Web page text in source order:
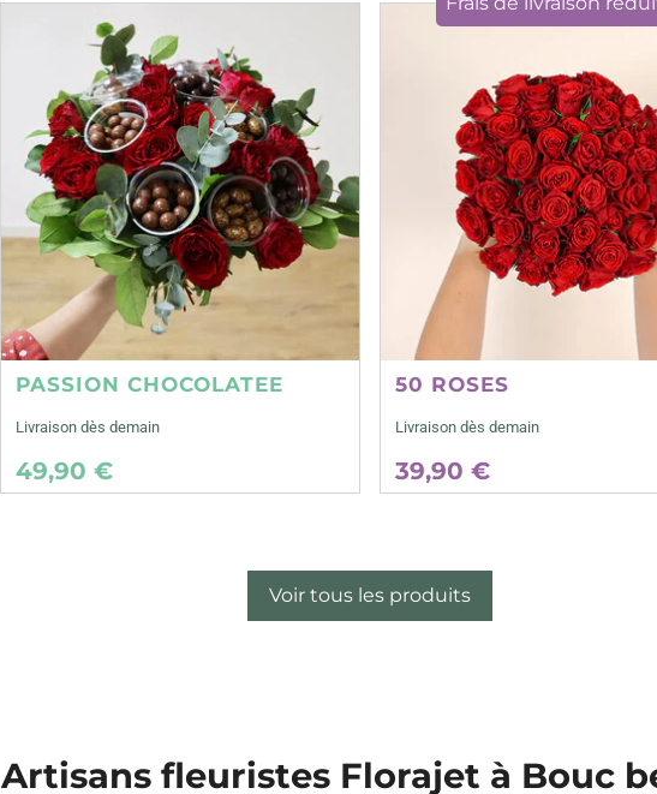
PASSION CHOCOLATEE
Livraison dès demain
49,90 €
50 ROSES
Livraison dès demain
39,90 €
Voir tous les produits
Artisans fleuristes Florajet à Bouc